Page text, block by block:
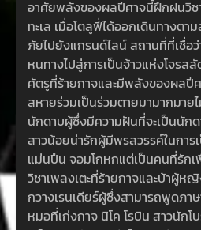
อาศัยพลังของผลปีศาจนี้ฝึกฝนวิช
ทะเล เมื่อโตลูฟี่ได้ออกเดินทางต
ภัยไปยังแกรนด์ไลน์ สถานที่ที่เชื่อ
หนทางไปสู่การเป็นจ้าวแห่งโจรส
ศัตรูที่ร้ายกาจและมีพลังของผลปี
สหายร่วมเป็นร่วมตายมามากมายไม่
นักดาบผู้ซึ่งมีความฝันที่จะเป็นนัก
สาวน้อยน่ารักผู้มีพรสวรรค์ในกา
แม่นปืน จอมโกหกแต่เป็นคนที่รัก
วิชาเพลงเตะที่ร้ายกาจและบ้าผู้ห
กวางเรนเดียร์ผู้ซึ่งสามารถพูดภา
หมอที่เก่งกาจ นิโค โรบิน สาวนัก